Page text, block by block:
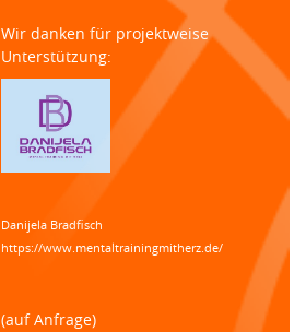
Wir danken für projektweise
Unterstützung:
Danijela Bradfisch
https://www.mentaltrainingmitherz.de/
(auf Anfrage)